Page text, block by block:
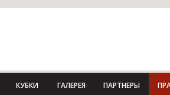
КУБКИ ГАЛЕРЕЯ ПАРТНЕРЫ